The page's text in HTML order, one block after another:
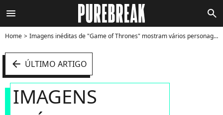
menu search
Home Imagens inéditas de "Game of Thrones" mostram vários personagens no Trono de Ferro - Foto
arrow_left ÚLTIMO ARTIGO
IMAGENS